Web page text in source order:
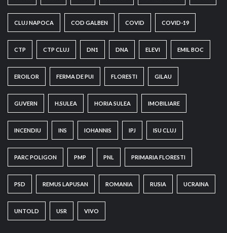
CLUJ NAPOCA COD GALBEN COVID COVID-19
CTP CTP CLUJ DN1 DNA ELEVI EMIL BOC
EROILOR FERMA DE PUI FLORESTI GILAU
GUVERN H.SULEA HORIA SULEA IMOBILIARE
INCENDIU INS IOHANNIS IPJ ISU CLUJ
PARC POLIGON PMP PNL PRIMARIA FLORESTI
PSD REMUS LAPUSAN ROMANIA RUSIA UCRAINA
UNTOLD USR VIVO